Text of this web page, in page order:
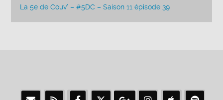
La 5e de Couv’ – #5DC – Saison 11 épisode 39